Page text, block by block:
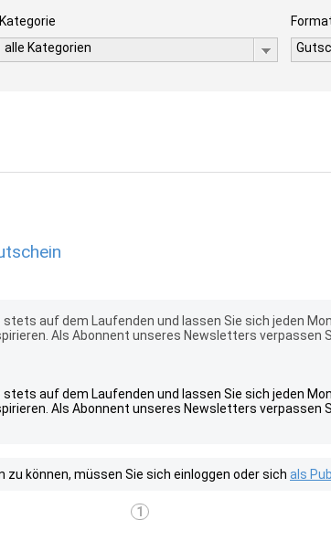
Kategorie
alle Kategorien
stets auf dem Laufenden und lassen Sie sich jeden
Als Abonnent unseres Newsletters verpassen
auf dem Laufenden und lassen Sie sich jeden
Als Abonnent unseres Newsletters verpassen
können, müssen Sie sich einloggen oder sich als
1